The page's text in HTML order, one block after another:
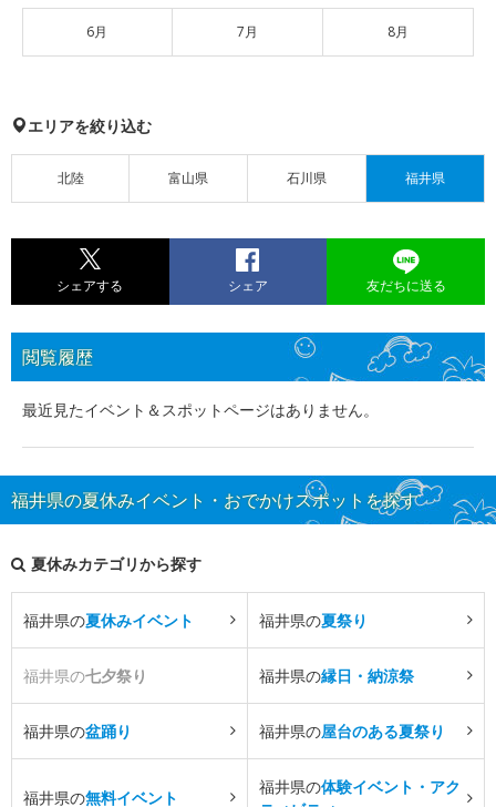
6月 7月 8月
エリアを絞り込む
北陸 富山県 石川県 福井県
シェアする シェア 友だちに送る
閲覧履歴
最近見たイベント＆スポットページはありません。
福井県の夏休みイベント・おでかけスポットを探す
夏休みカテゴリから探す
福井県の夏休みイベント 福井県の夏祭り
福井県の七夕祭り 福井県の縁日・納涼祭
福井県の盆踊り 福井県の屋台のある夏祭り
福井県の無料イベント
福井県の体験イベント・アク